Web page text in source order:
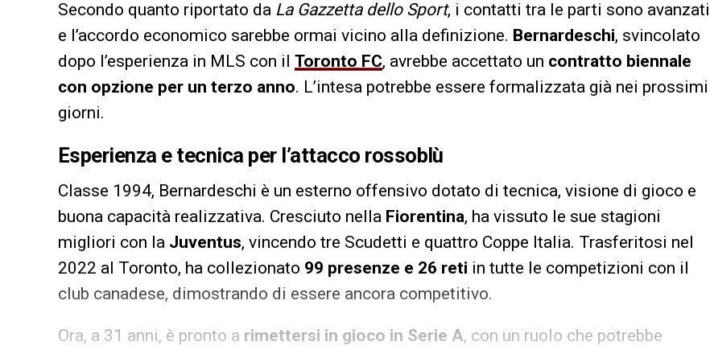
Secondo quanto riportato da La Gazzetta dello Sport, i contatti tra le parti sono avanzati
e l’accordo economico sarebbe ormai vicino alla definizione. Bernardeschi, svincolato
dopo l’esperienza in MLS con il Toronto FC, avrebbe accettato un contratto biennale
con opzione per un terzo anno. L’intesa potrebbe essere formalizzata già nei prossimi
giorni.
Esperienza e tecnica per l’attacco rossoblù
Classe 1994, Bernardeschi è un esterno offensivo dotato di tecnica, visione di gioco e
buona capacità realizzativa. Cresciuto nella Fiorentina, ha vissuto le sue stagioni
migliori con la Juventus, vincendo tre Scudetti e quattro Coppe Italia. Trasferitosi nel
2022 al Toronto, ha collezionato 99 presenze e 26 reti in tutte le competizioni con il
club canadese, dimostrando di essere ancora competitivo.
Ora, a 31 anni, è pronto a rimettersi in gioco in Serie A, con un ruolo che potrebbe